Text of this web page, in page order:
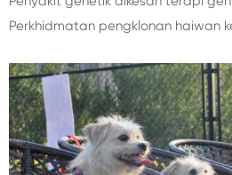
Perkhidmatan pengklonan haiwan